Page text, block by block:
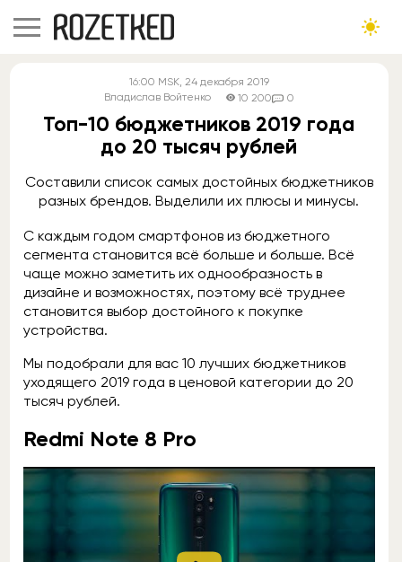
16:00 MSK, 24 декабря 2019
Владислав Войтенко
10 200 0
Топ-10 бюджетников 2019 года
до 20 тысяч рублей
Составили список самых достойных бюджетников
разных брендов. Выделили их плюсы и минусы.
С каждым годом смартфонов из бюджетного
сегмента становится всё больше и больше. Всё
чаще можно заметить их однообразность в
дизайне и возможностях, поэтому всё труднее
становится выбор достойного к покупке
устройства.
Мы подобрали для вас 10 лучших бюджетников
уходящего 2019 года в ценовой категории до 20
тысяч рублей.
Redmi Note 8 Pro